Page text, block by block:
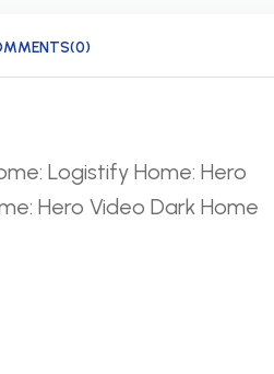
Logistify Home: Hero
Hero Video Dark Home